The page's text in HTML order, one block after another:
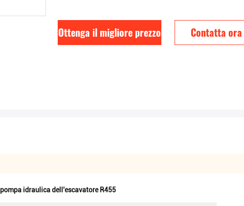
Ottenga il migliore prezzo Contatta ora
pompa idraulica dell'escavatore R455